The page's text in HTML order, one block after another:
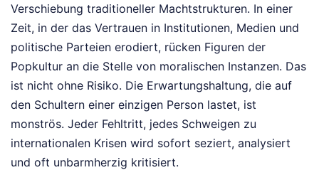
Verschiebung traditioneller Machtstrukturen. In einer
Zeit, in der das Vertrauen in Institutionen, Medien und
politische Parteien erodiert, rücken Figuren der
Popkultur an die Stelle von moralischen Instanzen. Das
ist nicht ohne Risiko. Die Erwartungshaltung, die auf
den Schultern einer einzigen Person lastet, ist
monströs. Jeder Fehltritt, jedes Schweigen zu
internationalen Krisen wird sofort seziert, analysiert
und oft unbarmherzig kritisiert.